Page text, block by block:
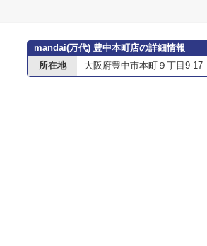
mandai(万代) 豊中本町店の詳細情報
所在地
大阪府豊中市本町９丁目9-17